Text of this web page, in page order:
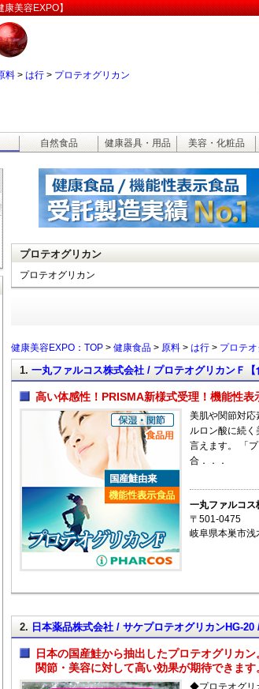
康美容EXPO】
料 > は行 > プロテオグリカン
自然食品 健康器具・用品 美容・化粧品
プロテオグリカン
プロテオグリカン
健康美容EXPO：TOP > 健康食品 > 原料 > は行 > プロテ
1. 一丸ファルコス株式会社 / プロテオグリカンＦ【
高い体感性！PRISMA新様式受理！機能性表
美肌や関節対応
ルロン酸に続
言えます。 「
合．．．
一丸ファルコス
〒501-0475
岐阜県本巣市浅
2. 日本薬品株式会社 / サケプロテオグリカンHG-
日本の国産鮭から抽出したプロテオグリカ
関節・美容に対して高い効果が期待できます
◆プロテオグリ